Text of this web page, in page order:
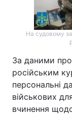
На судовому
За даними
російським
персональні
військових
вчинення